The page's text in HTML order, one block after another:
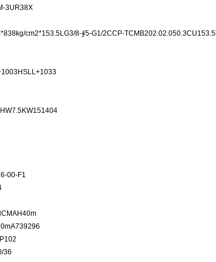
3UR38X
cm2*153.5LG3/8-∮5-G1/2CCP-
00-F1
36